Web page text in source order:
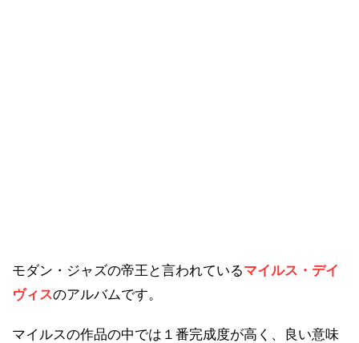
モダン・ジャズの帝王と言われているマイルス・デイ
ヴィスのアルバムです。
マイルスの作品の中では１番完成度が高く、良い意味